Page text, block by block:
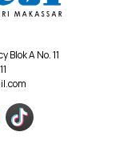
Blok A No. 11